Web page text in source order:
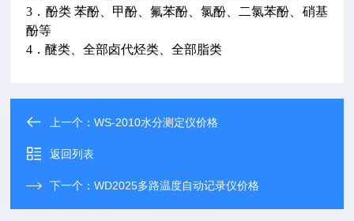
3．酚类 苯酚、甲酚、氟苯酚、氯酚、二氯苯酚、硝基
酚等
4．醚类、全部卤代烃类、全部脂类
上一个：WS-2010水分测定仪价格
返回列表
下一个：WD2025多路温度自动记录仪价格